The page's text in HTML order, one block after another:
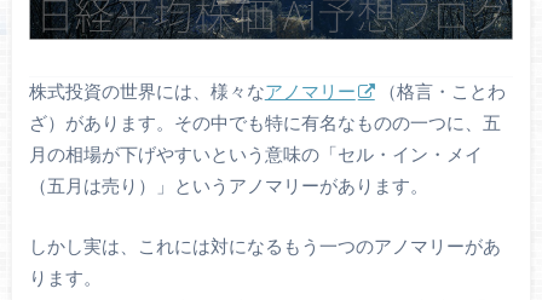
株式投資の世界には、様々なアノマリー
（格言・ことわ
ざ）があります。その中でも特に有名なものの一つに、五
月の相場が下げやすいという意味の「セル・イン・メイ
（五月は売り）」というアノマリーがあります。
しかし実は、これには対になるもう一つのアノマリーがあ
ります。